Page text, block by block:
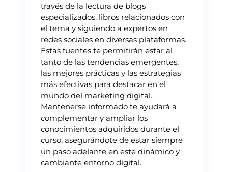
través de la lectura de blogs
especializados, libros relacionados con
el tema y siguiendo a expertos en
redes sociales en diversas plataformas.
Estas fuentes te permitirán estar al
tanto de las tendencias emergentes,
las mejores prácticas y las estrategias
más efectivas para destacar en el
mundo del marketing digital.
Mantenerse informado te ayudará a
complementar y ampliar los
conocimientos adquiridos durante el
curso, asegurándote de estar siempre
un paso adelante en este dinámico y
cambiante entorno digital.